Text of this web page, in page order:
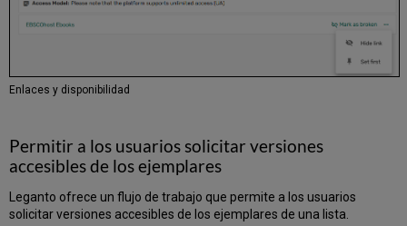
Activar
automáticamente
de
autorización
de
autor
personal
Enlaces y disponibilidad
Permitir a los usuarios solicitar versiones
accesibles de los ejemplares
Leganto ofrece un flujo de trabajo que permite a los usuarios
solicitar versiones accesibles de los ejemplares de una lista.